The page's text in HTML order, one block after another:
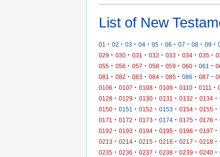
List of New
01 · 02 · 03 · 04 · 05 · 06 · 07 · 08 · 09 ·
029 · 030 · 031 · 032 · 033 · 034 · 035 ·
055 · 056 · 057 · 058 · 059 · 060 · 061 ·
081
· 082 · 083 · 084 · 085 · 086 · 087 ·
0106 · 0107 · 0108 · 0109 · 0110 · 0111 ·
0128 · 0129 · 0130 · 0131 · 0132 · 0134 ·
0150 · 0151 · 0152 · 0153 · 0154 · 0155 ·
0171
· 0172 · 0173 · 0174 · 0175 · 0176 ·
0192 · 0193 · 0194 · 0195 · 0196 · 0197 ·
0213 · 0214 · 0215 · 0216 · 0217 · 0218 ·
0235 · 0236 · 0237 · 0238 · 0239 · 0240 ·